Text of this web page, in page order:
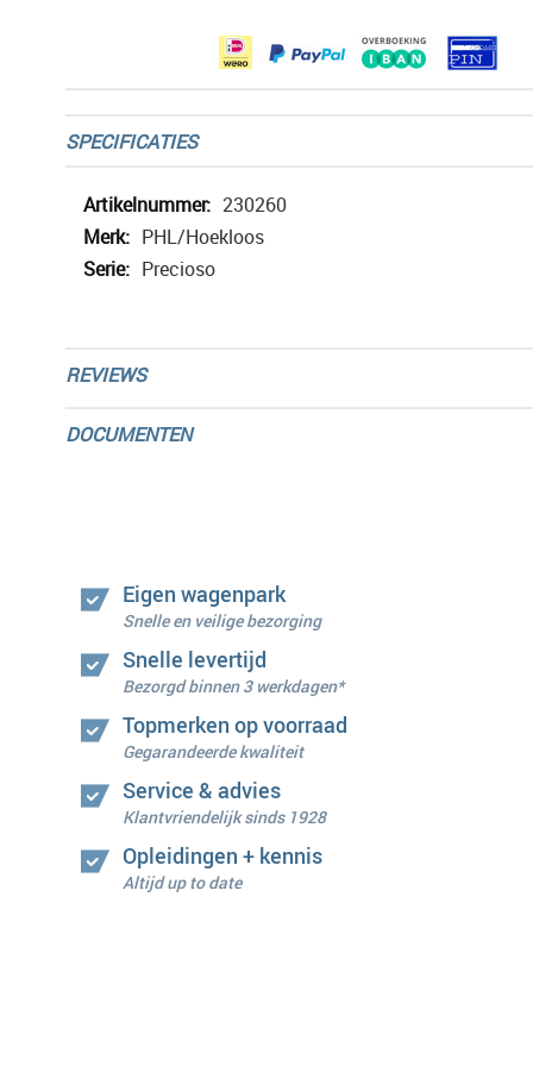
SPECIFICATIES
Meer
informatie
230260
PHL/Hoekloos
Precioso
REVIEWS
DOCUMENTEN
Eigen wagenpark
Snelle en veilige bezorging
Snelle levertijd
Bezorgd binnen 3 werkdagen*
Topmerken op voorraad
Gegarandeerde kwaliteit
Service & advies
Klantvriendelijk sinds 1928
Opleidingen + kennis
Altijd up to date